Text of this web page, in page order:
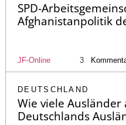
SPD-
Afghanistanpolitik
JF-Online 3
DEUTSCHLAND
Wie viele
Deutschlands